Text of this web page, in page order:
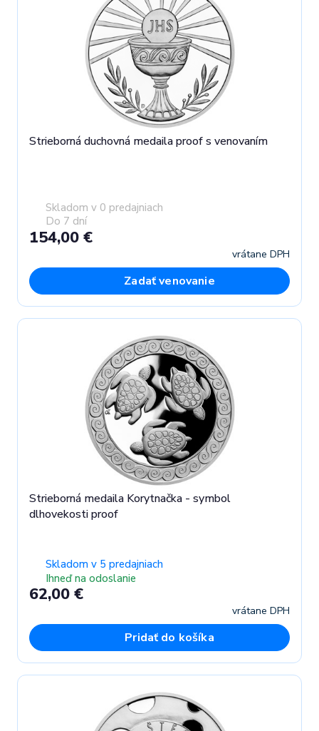
Strieborná duchovná medaila proof s venovaním
Skladom v 0 predajniach
Do 7 dní
154,00 €
vrátane DPH
Zadať venovanie
Strieborná medaila Korytnačka - symbol
dlhovekosti proof
Skladom v 5 predajniach
Ihneď na odoslanie
62,00 €
vrátane DPH
Pridať do košíka